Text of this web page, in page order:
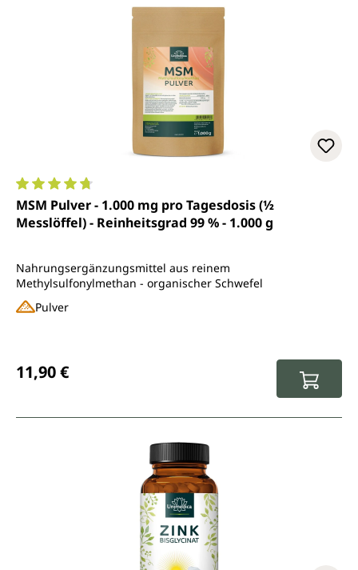
Durchschnittliche Bewertung von 4.7 von 5 Sternen
MSM Pulver - 1.000 mg pro Tagesdosis (½
Messlöffel) - Reinheitsgrad 99 % - 1.000 g
Nahrungsergänzungsmittel aus reinem
Methylsulfonylmethan - organischer Schwefel
Pulver
11,90 €